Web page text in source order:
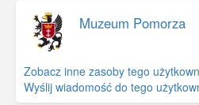
Muzeum Pomorza
Zobacz inne zasoby tego
Wyślij wiadomość do tego